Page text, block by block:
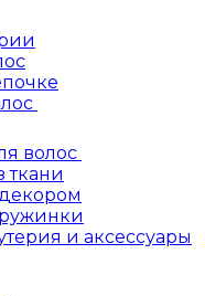
волос
ткани
и аксессуары